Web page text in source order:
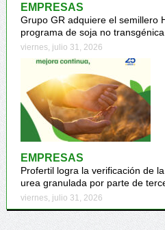
EMPRESAS
Grupo GR adquiere el semillero
programa de soja no
viernes, julio 31, 2026
EMPRESAS
Profertil logra la verificación de
urea granulada por parte de
viernes, julio 31, 2026